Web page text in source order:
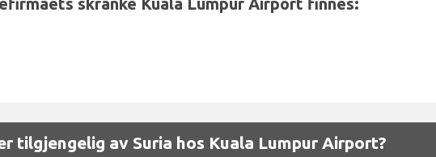
tilgjengelig av Suria hos Kuala Lumpur Airport?